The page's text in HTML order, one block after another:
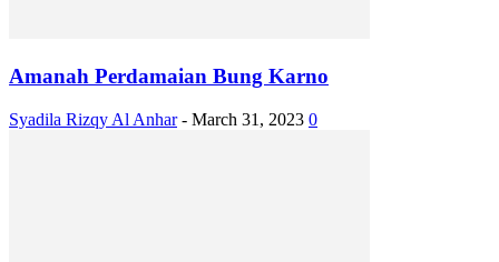
Amanah Perdamaian Bung Karno
Syadila Rizqy Al Anhar - March 31, 2023 0